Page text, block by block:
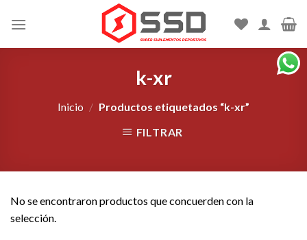
k-xr
Inicio / Productos etiquetados “k-xr”
FILTRAR
No se encontraron productos que concuerden con la
selección.